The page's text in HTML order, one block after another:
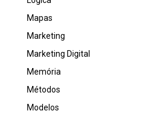
Mapas
Marketing
Marketing Digital
Memória
Métodos
Modelos